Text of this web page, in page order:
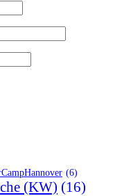
(6)
(KW) (16)